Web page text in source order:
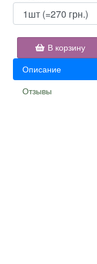
В корзину
Описание
Отзывы